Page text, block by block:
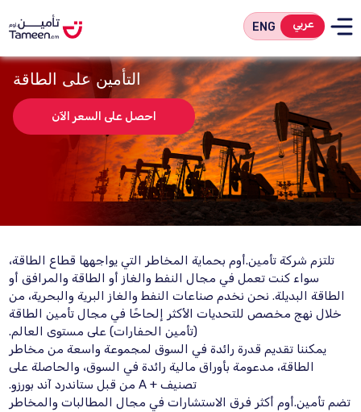
ENG عربي
التأمين على الطاقة
احصل على السعر الآن
تلتزم شركة تأمين.أوم بحماية المخاطر التي يواجهها قطاع الطاقة،
سواء كنت تعمل في مجال النفط والغاز أو الطاقة والمرافق أو
الطاقة البديلة. نحن نخدم صناعات النفط والغاز البرية والبحرية، من
خلال نهج مخصص للتحديات الأكثر إلحاحًا في مجال تأمين الطاقة
(تأمين الحفارات) على مستوى العالم.
يمكننا تقديم قدرة رائدة في السوق لمجموعة واسعة من مخاطر
الطاقة، مدعومة بأوراق مالية رائدة في السوق، والحاصلة على
تصنيف + A من قبل ستاندرد آند بورزو.
تضم تأمين.أوم أكثر فرق الاستشارات في مجال المطالبات والمخاطر